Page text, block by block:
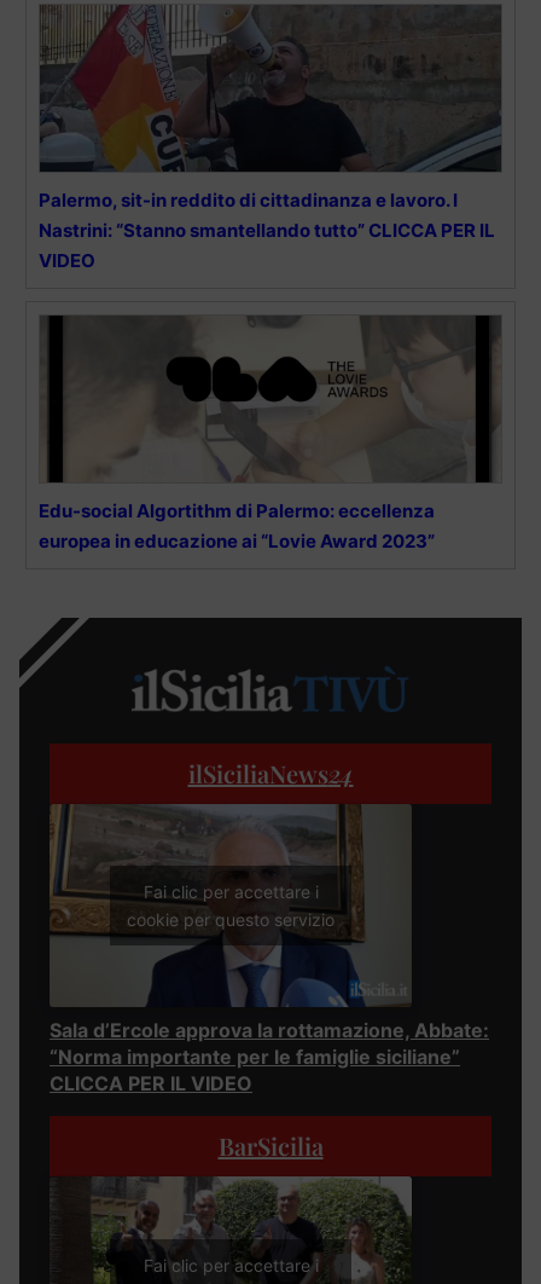
Palermo, sit-in reddito di cittadinanza e lavoro. I
Nastrini: “Stanno smantellando tutto” CLICCA PER IL
VIDEO
Edu-social Algortithm di Palermo: eccellenza
europea in educazione ai “Lovie Award 2023”
ilSiciliaNews24
Fai clic per accettare i
cookie per questo servizio
Sala d’Ercole approva la rottamazione, Abbate:
“Norma importante per le famiglie siciliane”
CLICCA PER IL VIDEO
BarSicilia
Fai clic per accettare i